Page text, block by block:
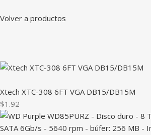
Volver a productos
Xtech XTC-308 6FT VGA DB15/DB15M
$1.92